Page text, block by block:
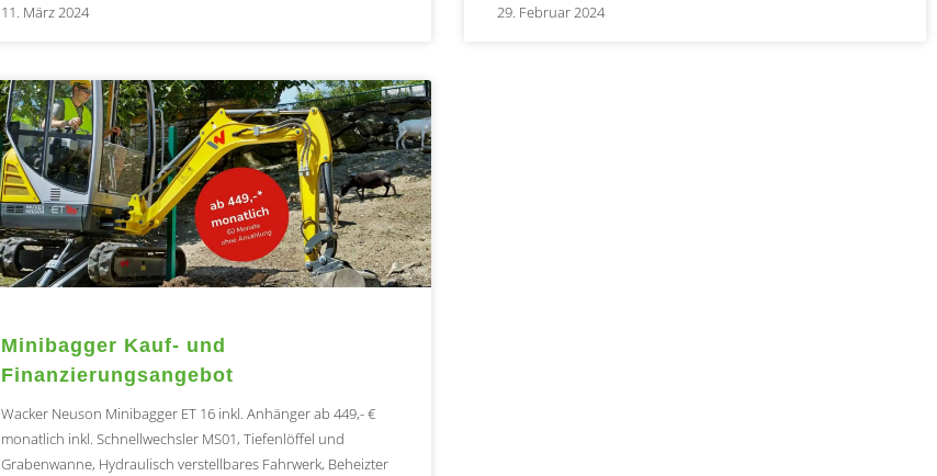
11. März 2024 29. Februar 2024
Minibagger Kauf- und
Finanzierungsangebot
Wacker Neuson Minibagger ET 16 inkl. Anhänger ab 449,- €
monatlich inkl. Schnellwechsler MS01, Tiefenlöffel und
Grabenwanne, Hydraulisch verstellbares Fahrwerk, Beheizter